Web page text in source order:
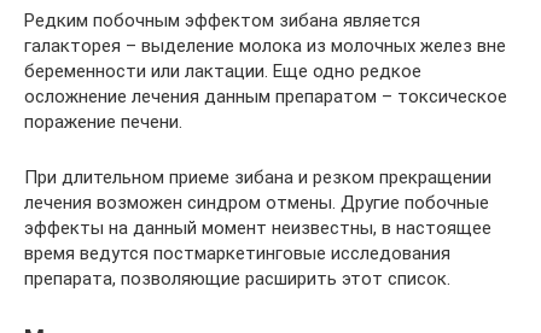
Редким побочным эффектом зибана является
галакторея – выделение молока из молочных желез вне
беременности или лактации. Еще одно редкое
осложнение лечения данным препаратом – токсическое
поражение печени.
При длительном приеме зибана и резком прекращении
лечения возможен синдром отмены. Другие побочные
эффекты на данный момент неизвестны, в настоящее
время ведутся постмаркетинговые исследования
препарата, позволяющие расширить этот список.